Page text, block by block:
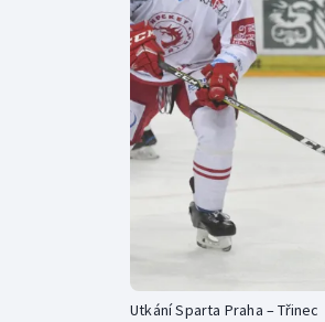
Utkání Sparta Praha – Třinec